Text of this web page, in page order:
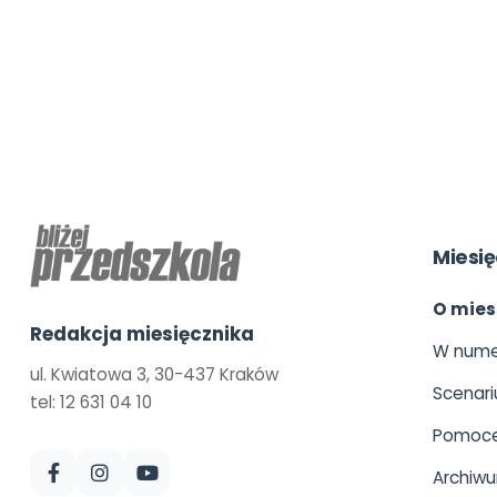
Redakcja miesięcznika
ul. Kwiatowa 3, 30-437 Kraków
tel: 12 631 04 10
O
W